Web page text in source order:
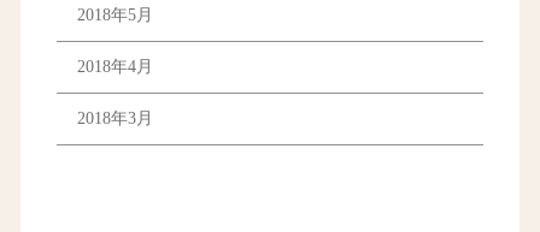
2018年5月
2018年4月
2018年3月